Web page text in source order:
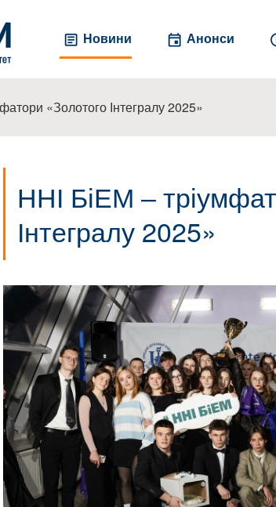
Новини Анонси
«Золотого Інтегралу 2025»
ННІ БіЕМ ‒
Інтегралу 2025»